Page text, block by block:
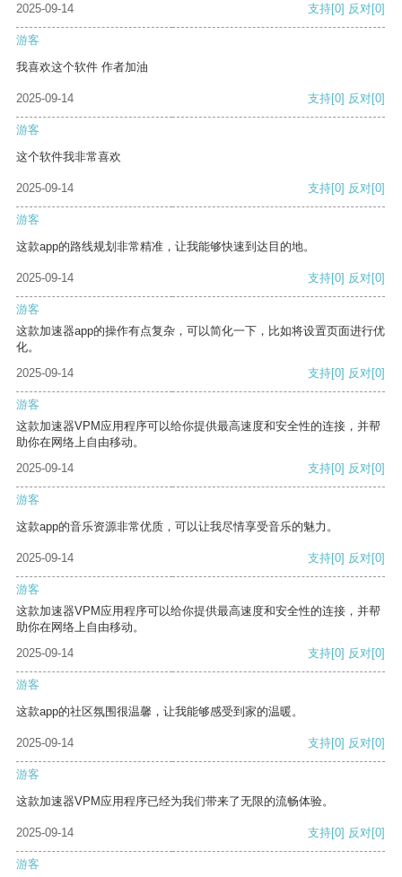
2025-09-14 支持[0] 反对[0]
游客
我喜欢这个软件 作者加油
2025-09-14 支持[0] 反对[0]
游客
这个软件我非常喜欢
2025-09-14 支持[0] 反对[0]
游客
这款app的路线规划非常精准，让我能够快速到达目的地。
2025-09-14 支持[0] 反对[0]
游客
这款加速器app的操作有点复杂，可以简化一下，比如将设置页面进行优
化。
2025-09-14
支持[0] 反对[0]
游客
这款加速器VPM应用程序可以给你提供最高速度和安全性的连接，并帮
助你在网络上自由移动。
2025-09-14
支持[0] 反对[0]
游客
这款app的音乐资源非常优质，可以让我尽情享受音乐的魅力。
2025-09-14 支持[0] 反对[0]
游客
这款加速器VPM应用程序可以给你提供最高速度和安全性的连接，并帮
助你在网络上自由移动。
2025-09-14
支持[0] 反对[0]
游客
这款app的社区氛围很温馨，让我能够感受到家的温暖。
2025-09-14 支持[0] 反对[0]
游客
这款加速器VPM应用程序已经为我们带来了无限的流畅体验。
2025-09-14 支持[0] 反对[0]
游客